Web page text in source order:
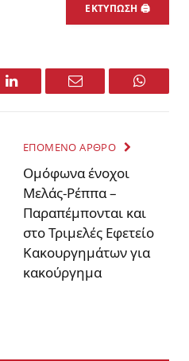
ΕΚΤΥΠΩΣΗ 🖨
LinkedIn Email
ΕΠΟΜΕΝΟ ΑΡΘΡΟ
Ομόφωνα ένοχοι
Μελάς-Ρέππα –
Παραπέμπονται και
στο Τριμελές Εφετείο
Κακουργημάτων για
κακούργημα